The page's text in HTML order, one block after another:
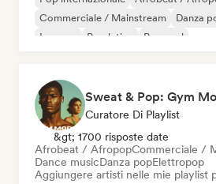
Commerciale / Mainstream
Danza
Iperpop
Pop latino Pop soul
Sweat & Pop: Gym
Curatore Di Playlist
&gt; 1700 risposte date
Afrobeat / AfropopCommerciale /
Dance musicDanza popElettropop
Aggiungere artisti nelle mie playlist